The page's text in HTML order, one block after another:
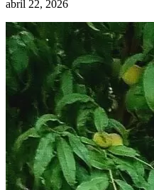
abril 22, 2026